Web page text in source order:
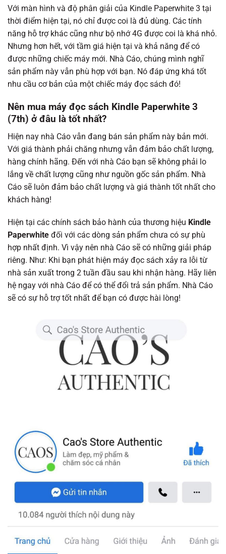
Với màn hình và độ phân giải của Kindle Paperwhite 3 tại
thời điểm hiện tại, nó chỉ được coi là đủ dùng. Các tính
năng hỗ trợ khác cũng như bộ nhớ 4G được coi là khá nhỏ.
Nhưng hơn hết, với tầm giá hiện tại và khả năng để có
được những chiếc máy mới. Nhà Cáo, chúng mình nghĩ
sản phẩm này vẫn phù hợp với bạn. Nó đáp ứng khá tốt
nhu cầu cơ bản của một chiếc máy đọc sách đó!
Nên mua máy đọc sách Kindle Paperwhite 3
(7th) ở đâu là tốt nhất?
Hiện nay nhà Cáo vẫn đang bán sản phẩm này bản mới.
Với giá thành phải chăng nhưng vẫn đảm bảo chất lượng,
hàng chính hãng. Đến với nhà Cáo bạn sẽ không phải lo
lắng về chất lượng cũng như nguồn gốc sản phẩm. Nhà
Cáo sẽ luôn đảm bảo chất lượng và giá thành tốt nhất cho
khách hàng!
Hiện tại các chính sách bảo hành của thương hiệu Kindle
Paperwhite đối với các dòng sản phẩm chưa có sự phù
hợp nhất định. Vì vậy nên nhà Cáo sẽ có những giải pháp
riêng. Như: Khi bạn phát hiện máy đọc sách xảy ra lỗi từ
nhà sản xuất trong 2 tuần đầu sau khi nhận hàng. Hãy liên
hệ ngay với nhà Cáo để có thể đổi trả sản phẩm. Nhà Cáo
sẽ có sự hỗ trợ tốt nhất để bạn có được hài lòng!